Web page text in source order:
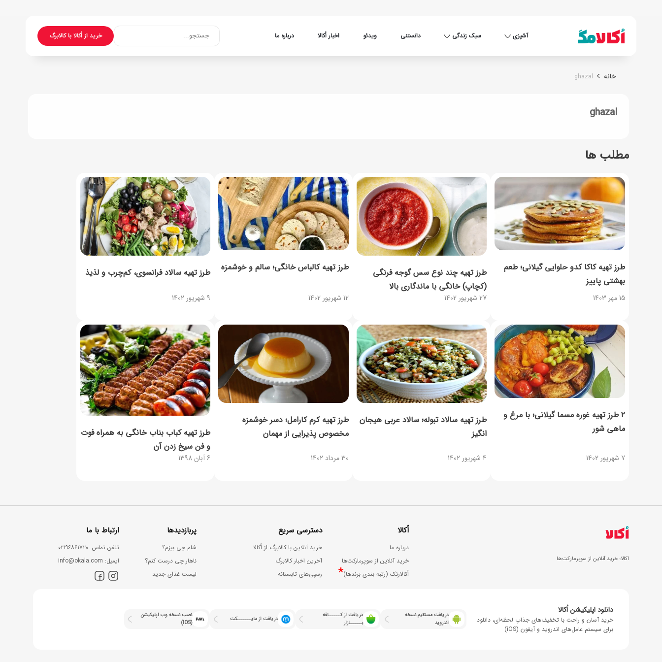
آشپزی سبک زندگی دانستنی ویدئو اخبار اُکالا درباره ما خرید از اُکالا با کالابرگجستجو...
خانه ghazal
ghazal
مطلب ها
15 مهر 1403
طرز تهیه کاکا کدو حلوایی گیلانی؛ طعم
بهشتی پاییز
27 شهریور 1402
طرز تهیه چند نوع سس گوجه فرنگی
(کچاپ) خانگی با ماندگاری بالا
12 شهریور 1402
طرز تهیه کالباس خانگی؛ سالم و خوشمزه
9 شهریور 1402
طرز تهیه سالاد فرانسوی، کم‌چرب و لذیذ
7 شهریور 1402
۲ طرز تهیه غوره مسما گیلانی؛ با مرغ و
ماهی شور
4 شهریور 1402
طرز تهیه سالاد تبوله؛ سالاد عربی هیجان
انگیز
30 مرداد 1402
طرز تهیه کرم کارامل؛ دسر خوشمزه
مخصوص پذیرایی از مهمان
6 آبان 1398
طرز تهیه کباب بناب خانگی به همراه فوت
و فن سیخ زدن آن
اکالا؛ خرید آنلاین از سوپرمارکت‌ها
اُکالا
درباره ما
خرید آنلاین از سوپرمارکت‌ها
اُکالارنک (رتبه بندی برندها)*
دسترسی سریع
خرید آنلاین با کالابرگ از اُکالا
آخرین اخبار کالابرگ
رسپی‌های تابستانه
پربازدیدها
شام چی بپزم؟
ناهار چی درست کنم؟
لیست غذای جدید
ارتباط با ما
ﺗﻠﻔﻦ ﺗﻤﺎس: ۰۲۱۹۶۸۶۱۷۲۰
اﯾﻤﯿﻞ: info@okala.com
دانلود اپلیکیشن اُکالا
خرید آسان و راحت با تخفیف‌های جذابِ لحظه‌ای، دانلود
برای سیستم عامل‌های اندروید و آیفون (iOS)
دریافت مستقیم نسخه
اندروید
دریافت از کــــــافه
بــــــازار
دریافت از مایـــــــکت
نصب نسخه وب اپلیکیشن
(IOS)